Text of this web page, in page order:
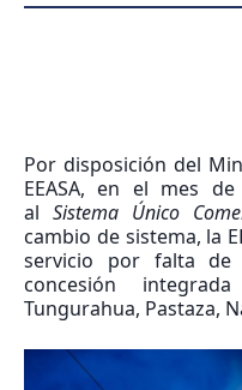
Por disposición del
EEASA, en el mes
al Sistema Único
cambio de sistema, la
servicio por falta
concesión
Tungurahua, Pastaza,